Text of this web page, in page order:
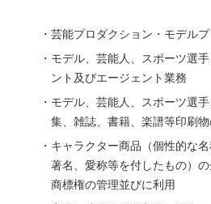
・芸能プロダクション・モデル
・モデル、芸能人、スポーツ選
ント及びエージェント業務
・モデル、芸能人、スポーツ選
集、雑誌、書籍、楽譜等印刷
・キャラクター商品（個性的な
著名、愛称等を付したもの）
商標権の管理並びに利用